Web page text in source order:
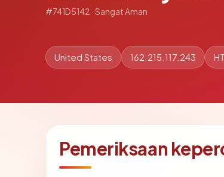
#741D5142 · Sangat Aman
United States 162.215.117.243
Pemeriksaan